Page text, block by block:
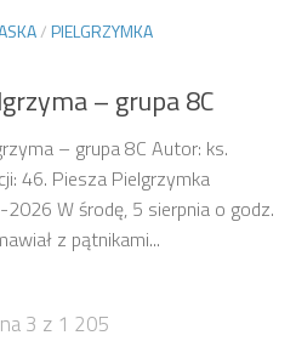
/PIELGRZYMKA
– grupa 8C
– grupa 8C Autor: ks.
46. Piesza Pielgrzymka
W środę, 5 sierpnia o godz.
z pątnikami...
3 z 1 205